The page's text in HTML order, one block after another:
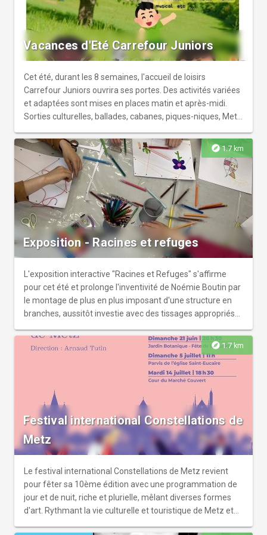
Vacances d'Eté Carrefour Juniors
Cet été, durant les 8 semaines, l'accueil de loisirs
Carrefour Juniors ouvrira ses portes. Des activités variées
et adaptées sont mises en places matin et après-midi.
Sorties culturelles, ballades, cabanes, piques-niques, Metz
d'expression/théâtrales, de découverte culturelle, d'éveil
musical, en plein air... Pour le bien être de l'enfant, des
petits temps libres sont également proposés aux enfants,
avec l'accompagnement d'un personnel sensibilisé aux
besoins de l'enfant et à l'écoute des publics.
explore1.7 km
Exposition - Racines et refuges
L'exposition interactive "Racines et Refuges" s'affirme
pour cet été et prolonge l'inventivité de Noémie Boutin par
le montage de plus en plus imposant d'une structure en
branches, aussitôt investie avec des tissages appropriés
plasticien, qui ont participé à cette création sont aussi
enchantés de se retrouver amicalement dans cet
habitacle. Cette performance durera pratiquement tout
l'été, évoluant au gré des participants. Toute une poésie
en ressort : un alphabet de partage, des souvenirs
d'enfance, des discussions heureuses qui remplissent
cette salle de vie, la vie en bleu pour qui le veut.
explore 1.7 km
Festival international Constellations de
Metz
Le festival international Constellations de Metz revient
pour fêter sa 10ème édition avec une programmation de
jour et de nuit, riche et plurielle, mêlant diverses formes
d'art. Rythmant la vie culturelle et touristique de Metz et